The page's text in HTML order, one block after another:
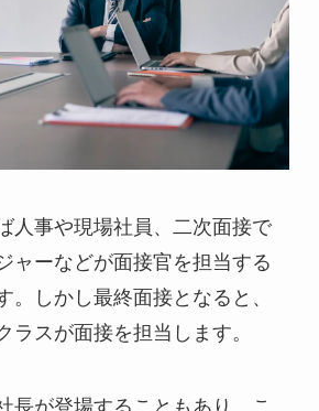
人事や現場社員、二次面接で
ャーなどが面接官を担当する
。しかし最終面接となると、
ラスが面接を担当します。